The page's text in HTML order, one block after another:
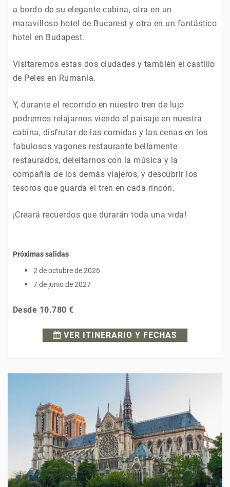
a bordo de su elegante cabina, otra en un
maravilloso hotel de Bucarest y otra en un fantástico
hotel en Budapest.
Visitaremos estas dos ciudades y también el castillo
de Peles en Rumanía.
Y, durante el recorrido en nuestro tren de lujo
podremos relajarnos viendo el paisaje en nuestra
cabina, disfrutar de las comidas y las cenas en los
fabulosos vagones restaurante bellamente
restaurados, deleitarnos con la música y la
compañía de los demás viajeros, y descubrir los
tesoros que guarda el tren en cada rincón.
¡Creará recuerdos que durarán toda una vida!
Próximas salidas
2 de octubre de 2026
7 de junio de 2027
Desde 10.780 €
VER ITINERARIO Y FECHAS